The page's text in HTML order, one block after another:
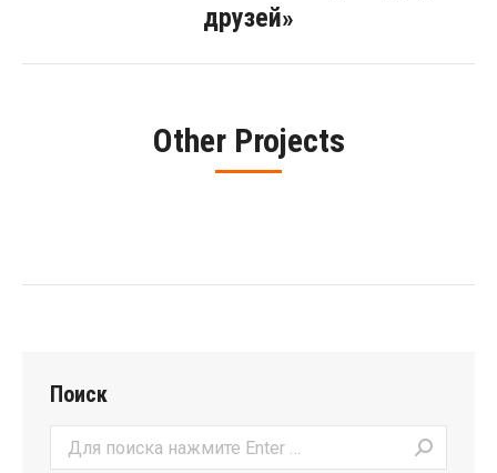
друзей»
Other Projects
Поиск
Поиск: